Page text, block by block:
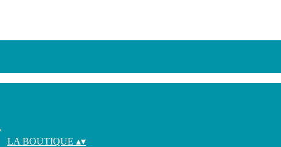
LA BOUTIQUE ▴▾